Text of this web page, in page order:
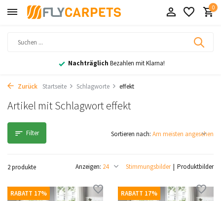
0
Nachträglich Bezahlen mit Klarna!
Zurück Startseite Schlagworte effekt
Artikel mit Schlagwort effekt
Filter
2 produkte Stimmungsbilder Produktbilder
Anzeigen:
Sortieren nach:
RABATT 17% RABATT 17%